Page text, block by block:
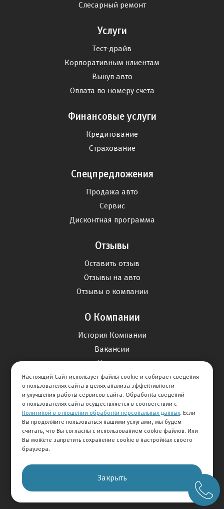
© 2026 АВТОМИР
Слесарный ремонт
Услуги
Тест-драйв
Корпоративным клиентам
Выкуп авто
Оплата по номеру счета
Финансовые услуги
Кредитование
Страхование
Спецпредложения
Продажа авто
Сервис
Дисконтная программа
Отзывы
Оставить отзыв
Отзывы на авто
Отзывы о компании
О Компании
История Компании
Вакансии
Новости
Карта сайта
Контакты
+7 495 292-60-60
Настоящий Сайт использует файлы cookie и собирает сведения
о пользователях сайта в целях анализа эффективности
и улучшения работы сервисов сайта. Обработка сведений
о пользователях сайта осуществляется в соответствии с
Политикой в отношении обработки персональных данных. Если
Вы продолжите пользоваться нашими услугами, мы будем
считать, что Вы согласны с использованием cookie-файлов. Или
Вы можете запретить сохранение cookie в настройках своего
браузера.
Закрыть